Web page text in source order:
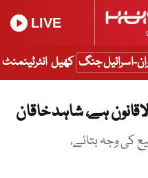
LIVE
اسرائیل جنگ کھیل انٹرٹینمنٹ
ہے، شاہد خاقان
کی وجہ بتائے،